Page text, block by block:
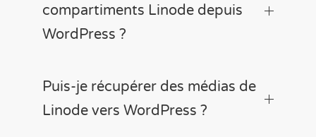
compartiments Linode depuis
WordPress ?
Puis-je récupérer des médias de
Linode vers WordPress ?